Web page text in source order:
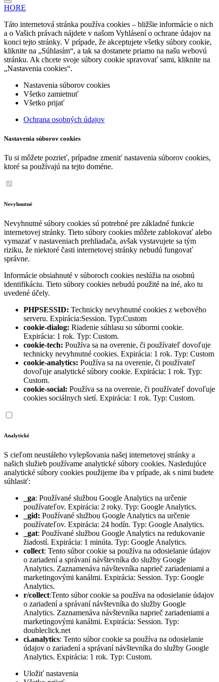
HORE
Táto internetová stránka používa cookies – bližšie informácie o nich
a o Vašich právach nájdete v našom Vyhlásení o ochrane údajov na
konci tejto stránky. V prípade, že akceptujete všetky súbory cookie,
kliknite na „Súhlasím“, a tak sa dostanete priamo na našu webovú
stránku. Ak chcete svoje súbory cookie spravovať sami, kliknite na
„Nastavenia cookies“.
Nastavenia súborov cookies
Všetko zamietnuť
Všetko prijať
Ochrana osobných údajov
Nastavenia súborov cookies
Tu si môžete pozrieť, prípadne zmeniť nastavenia súborov cookies,
ktoré sa používajú na tejto doméne.
Nevyhnutné
Nevyhnutné súbory cookies sú potrebné pre základné funkcie
internetovej stránky. Tieto súbory cookies môžete zablokovať alebo
vymazať v nastaveniach prehliadača, avšak vystavujete sa tým
riziku, že niektoré časti internetovej stránky nebudú fungovať
správne.
Informácie obsiahnuté v súboroch cookies neslúžia na osobnú
identifikáciu. Tieto súbory cookies nebudú použité na iné, ako tu
uvedené účely.
PHPSESSID: Technicky nevyhnutné cookies z webového
serveru. Expirácia:Session. Typ:Custom
cookie-dialog: Riadenie súhlasu so súbormi cookie.
Expirácia: 1 rok. Typ: Custom.
cookie-tech: Používa sa na overenie, či používateľ dovoľuje
technicky nevyhnutné cookies. Expirácia: 1 rok. Typ: Custom
cookie-analytics: Používa sa na overenie, či používateľ
dovoľuje analytické súbory cookie. Expirácia: 1 rok. Typ:
Custom.
cookie-social: Používa sa na overenie, či používateľ dovoľuje
cookies sociálnych sietí. Expirácia: 1 rok. Typ: Custom.
Analytické
S cieľom neustáleho vylepšovania našej internetovej stránky a
našich služieb používame analytické súbory cookies. Nasledujúce
analytické súbory cookies použijeme iba v prípade, ak s nimi budete
súhlasiť:
_ga: Používané službou Google Analytics na určenie
používateľov. Expirácia: 2 roky. Typ: Google Analytics.
_gid: Používané službou Google Analytics na určenie
používateľov. Expirácia: 24 hodín. Typ: Google Analytics.
_gat: Používané službou Google Analytics na redukovanie
žiadostí. Expirácia: 1 minúta. Typ: Google Analytics.
collect: Tento súbor cookie sa používa na odosielanie údajov
o zariadení a správaní návštevníka do služby Google
Analytics. Zaznamenáva návštevníka naprieč zariadeniami a
marketingovými kanálmi. Expirácia: Session. Typ: Google
Analytics.
r/collect:Tento súbor cookie sa používa na odosielanie údajov
o zariadení a správaní návštevníka do služby Google
Analytics. Zaznamenáva návštevníka naprieč zariadeniami a
marketingovými kanálmi. Expirácia: Session. Typ:
doubleclick.net
ci.analytics: Tento súbor cookie sa používa na odosielanie
údajov o zariadení a správaní návštevníka do služby Google
Analytics. Expirácia: 1 rok. Typ: Custom.
Uložiť nastavenia